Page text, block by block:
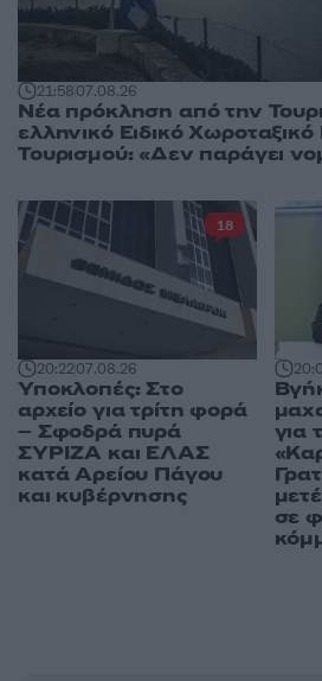
21:5807.08.26
Νέα πρόκληση από την
ελληνικό Ειδικό Χωροταξικό
Τουρισμού: «Δεν παράγει
20:2207.08.26
Υποκλοπές: Στο
αρχείο για τρίτη φορά
– Σφοδρά πυρά
ΣΥΡΙΖΑ και ΕΛΑΣ
κατά Αρείου Πάγου
και κυβέρνησης
18
για
σε